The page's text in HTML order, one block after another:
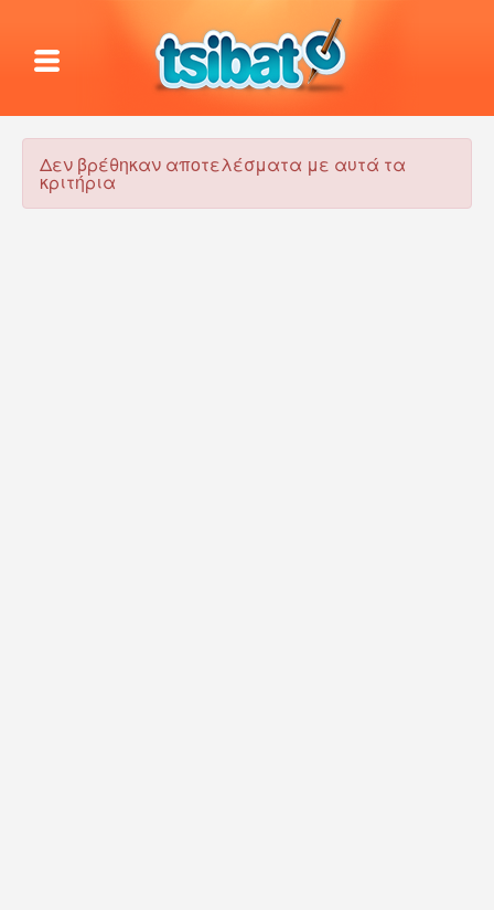
Δεν βρέθηκαν αποτελέσματα με αυτά τα
κριτήρια